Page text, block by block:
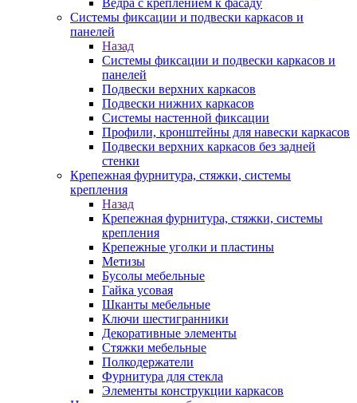
Ведра с креплением к фасаду
Системы фиксации и подвески каркасов и
панелей
Назад
Системы фиксации и подвески каркасов и
панелей
Подвески верхних каркасов
Подвески нижних каркасов
Системы настенной фиксации
Профили, кронштейны для навески каркасов
Подвески верхних каркасов без задней
стенки
Крепежная фурнитура, стяжки, системы
крепления
Назад
Крепежная фурнитура, стяжки, системы
крепления
Крепежные уголки и пластины
Метизы
Бусолы мебельные
Гайка усовая
Шканты мебельные
Ключи шестигранники
Декоративные элементы
Стяжки мебельные
Полкодержатели
Фурнитура для стекла
Элементы конструкции каркасов